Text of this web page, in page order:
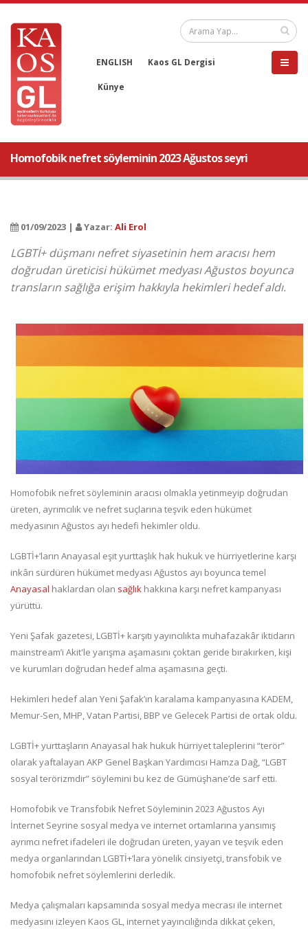
ENGLISH Kaos GL Dergisi
Künye
Homofobik nefret söyleminin 2023 Ağustos seyri
01/09/2023 | Yazar: Ali Erol
LGBTİ+ düşmanı nefret siyasetinin hem aracısı hem
doğrudan üreticisi hükümet medyası Ağustos boyunca
transların sağlığa erişim hakkıyla hekimleri hedef aldı.
Homofobik nefret söyleminin aracısı olmakla yetinmeyip doğrudan
üreten, ayrımcılık ve nefret suçlarına teşvik eden hükümet
medyasının Ağustos ayı hedefi hekimler oldu.
LGBTİ+’ların Anayasal eşit yurttaşlık hak hukuk ve hürriyetlerine karşı
inkârı sürdüren hükümet medyası Ağustos ayı boyunca temel
Anayasal haklardan olan sağlık hakkına karşı nefret kampanyası
yürüttü.
Yeni Şafak gazetesi, LGBTİ+ karşıtı yayıncılıkta muhafazakâr iktidarın
mainstream’i Akit'le yarışma aşamasını çoktan geride bırakırken, kişi
ve kurumları doğrudan hedef alma aşamasına geçti.
Hekimleri hedef alan Yeni Şafak’ın karalama kampanyasına KADEM,
Memur-Sen, MHP, Vatan Partisi, BBP ve Gelecek Partisi de ortak oldu.
LGBTİ+ yurttaşların Anayasal hak hukuk hürriyet taleplerini “terör”
olarak yaftalayan AKP Genel Başkan Yardımcısı Hamza Dağ, “LGBT
sosyal terörizmdir” söylemini bu kez de Gümüşhane’de sarf etti.
Homofobik ve Transfobik Nefret Söyleminin 2023 Ağustos Ayı
İnternet Seyrine sosyal medya ve internet ortamlarına yansımış
ayrımcı nefret ifadeleri ile doğrudan üreten, yayan ve teşvik eden
medya organlarından LGBTİ+’lara yönelik cinsiyetçi, transfobik ve
homofobik nefret söylemlerini derledik.
Medya çalışmaları kapsamında sosyal medya mecrası ile internet
medyasını izleyen Kaos GL, internet yayıncılığında dikkat çeken,